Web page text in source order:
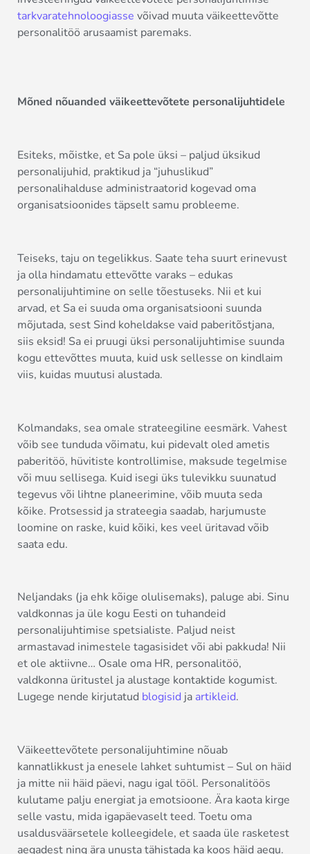
tarkvaratehnoloogiasse võivad muuta väikeettevõtte
personalitöö arusaamist paremaks.
Mõned nõuanded väikeettevõtete personalijuhtidele
Esiteks, mõistke, et Sa pole üksi – paljud üksikud
personalijuhid, praktikud ja “juhuslikud”
personalihalduse administraatorid kogevad oma
organisatsioonides täpselt samu probleeme.
Teiseks, taju on tegelikkus. Saate teha suurt erinevust
ja olla hindamatu ettevõtte varaks – edukas
personalijuhtimine on selle tõestuseks. Nii et kui
arvad, et Sa ei suuda oma organisatsiooni suunda
mõjutada, sest Sind koheldakse vaid paberitõstjana,
siis eksid! Sa ei pruugi üksi personalijuhtimise suunda
kogu ettevõttes muuta, kuid usk sellesse on kindlaim
viis, kuidas muutusi alustada.
Kolmandaks, sea omale strateegiline eesmärk. Vahest
võib see tunduda võimatu, kui pidevalt oled ametis
paberitöö, hüvitiste kontrollimise, maksude tegelmise
või muu sellisega. Kuid isegi üks tulevikku suunatud
tegevus või lihtne planeerimine, võib muuta seda
kõike. Protsessid ja strateegia saadab, harjumuste
loomine on raske, kuid kõiki, kes veel üritavad võib
saata edu.
Neljandaks (ja ehk kõige olulisemaks), paluge abi. Sinu
valdkonnas ja üle kogu Eesti on tuhandeid
personalijuhtimise spetsialiste. Paljud neist
armastavad inimestele tagasisidet või abi pakkuda! Nii
et ole aktiivne… Osale oma HR, personalitöö,
valdkonna üritustel ja alustage kontaktide kogumist.
Lugege nende kirjutatud blogisid ja artikleid.
Väikeettevõtete personalijuhtimine nõuab
kannatlikkust ja enesele lahket suhtumist – Sul on häid
ja mitte nii häid päevi, nagu igal tööl. Personalitöös
kulutame palju energiat ja emotsioone. Ära kaota kirge
selle vastu, mida igapäevaselt teed. Toetu oma
usaldusväärsetele kolleegidele, et saada üle rasketest
aegadest ning ära unusta tähistada ka koos häid aegu.